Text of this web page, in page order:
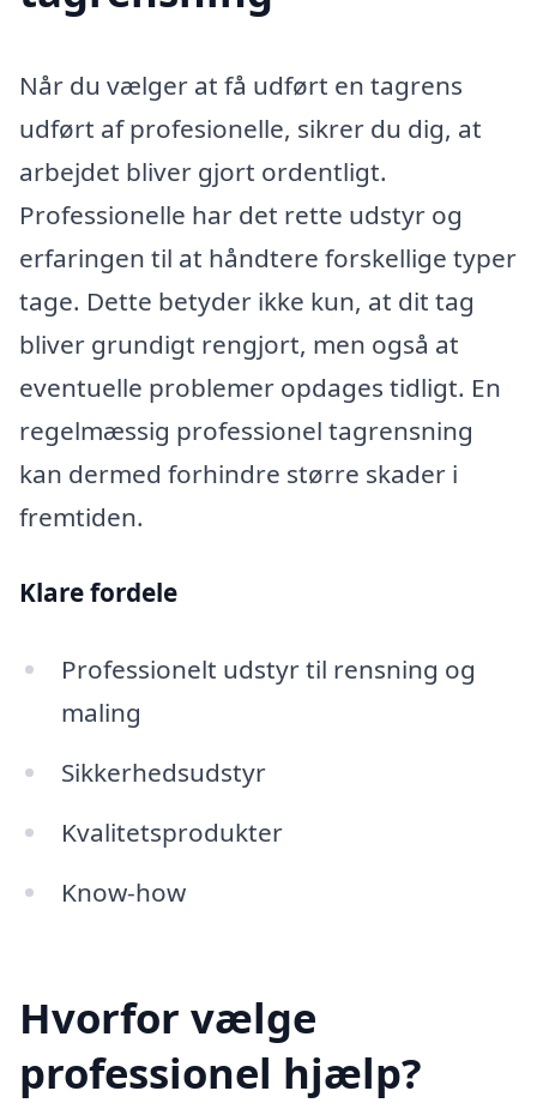
Når du vælger at få udført en tagrens
udført af profesionelle, sikrer du dig, at
arbejdet bliver gjort ordentligt.
Professionelle har det rette udstyr og
erfaringen til at håndtere forskellige typer
tage. Dette betyder ikke kun, at dit tag
bliver grundigt rengjort, men også at
eventuelle problemer opdages tidligt. En
regelmæssig professionel tagrensning
kan dermed forhindre større skader i
fremtiden.
Klare fordele
Professionelt udstyr til rensning og
maling
Sikkerhedsudstyr
Kvalitetsprodukter
Know-how
Hvorfor vælge
professionel hjælp?